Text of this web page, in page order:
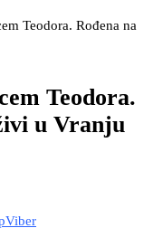
Teodora. Rođena na
Teodora.
u Vranju
Viber